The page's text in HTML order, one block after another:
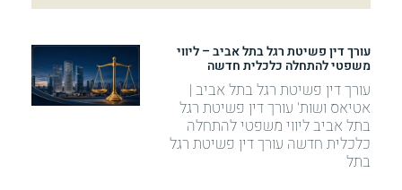
עורך דין פשיטת רגל בתל אביב – ליווי
משפטי להתחלה כלכלית חדשה
עורך דין פשיטת רגל בתל אביב |
אטיאס ושות' עורך דין פשיטת רגל
בתל אביב ליווי משפטי להתחלה
כלכלית חדשה עורך דין פשיטת רגל
בתל